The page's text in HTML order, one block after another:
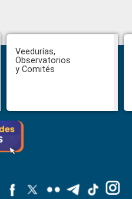
Veedurías,
Observatorios
y Comités